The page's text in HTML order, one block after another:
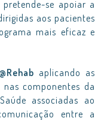
se apoiar a
aos pacientes
mais eficaz e
aplicando as
componentes da
associadas ao
entre a